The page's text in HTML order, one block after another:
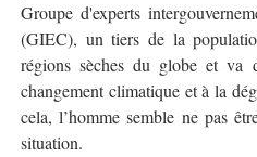
Groupe d'experts
(GIEC), un tiers de la
régions sèches du globe et va
changement climatique et à la
cela, l’homme semble ne pas
situation.